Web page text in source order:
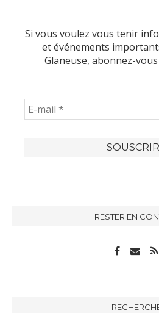
Si vous voulez vous tenir
et événements
Glaneuse, abonnez-
RESTER EN